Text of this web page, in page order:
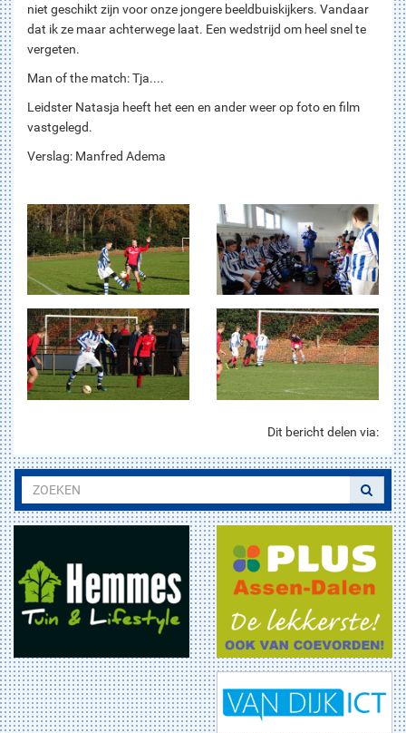
niet geschikt zijn voor onze jongere beeldbuiskijkers. Vandaar
dat ik ze maar achterwege laat. Een wedstrijd om heel snel te
vergeten.
Man of the match: Tja....
Leidster Natasja heeft het een en ander weer op foto en film
vastgelegd.
Verslag: Manfred Adema
Dit bericht delen via: